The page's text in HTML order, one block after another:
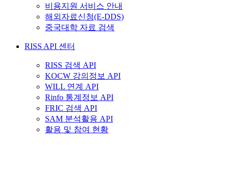
비용지원 서비스 안내
해외자료신청(E-DDS)
중국대학 자료 검색
RISS API 센터
RISS 검색 API
KOCW 강의정보 API
WILL 연계 API
Rinfo 통계정보 API
FRIC 검색 API
SAM 분석활용 API
활용 및 참여 현황